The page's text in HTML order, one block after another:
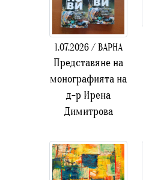
1.07.2026 / ВАРНА
Представяне на
монографията на
д-р Ирена
Димитрова